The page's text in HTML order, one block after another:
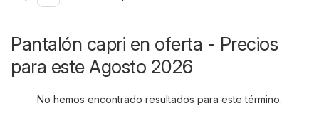
Pantalón capri en oferta - Precios
para este Agosto 2026
No hemos encontrado resultados para este término.